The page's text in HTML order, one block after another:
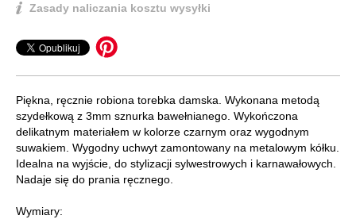
Zasady naliczania kosztu wysyłki
Piękna, ręcznie robiona torebka damska. Wykonana metodą
szydełkową z 3mm sznurka bawełnianego. Wykończona
delikatnym materiałem w kolorze czarnym oraz wygodnym
suwakiem. Wygodny uchwyt zamontowany na metalowym kółku.
Idealna na wyjście, do stylizacji sylwestrowych i karnawałowych.
Nadaje się do prania ręcznego.
Wymiary: